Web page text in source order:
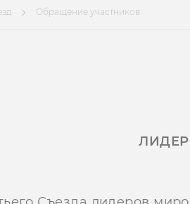
Обращение участников